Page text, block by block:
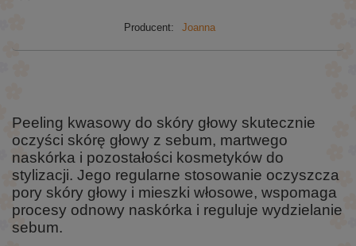
Producent: Joanna
Peeling kwasowy do skóry głowy skutecznie
oczyści skórę głowy z sebum, martwego
naskórka i pozostałości kosmetyków do
stylizacji. Jego regularne stosowanie oczyszcza
pory skóry głowy i mieszki włosowe, wspomaga
procesy odnowy naskórka i reguluje wydzielanie
sebum.